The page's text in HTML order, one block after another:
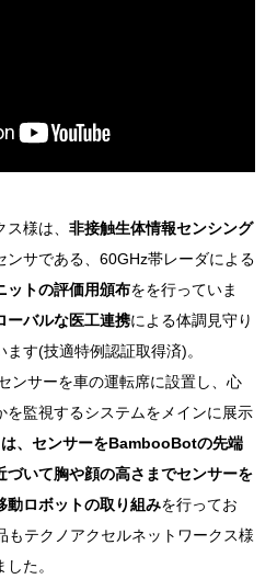
様は、 非接触生体情報センシング
ンサである、60GHz帯レーダによる
ットの評価用頒布をを行っていま
ーバルな医工連携による体調見守り
す(技適特例認証取得済)。
ンサーを車の運転席に設置し、心
を監視するシステムをメインに展示
、センサーをBambooBotの先端
づいて胸や顔の高さまでセンサーを
動ロボットの取り組みを行ってお
もテクノアクセルネットワークス様
た。